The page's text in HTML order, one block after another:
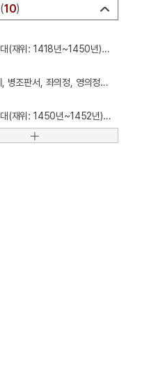
10
조선의 제4대(재위: 1418년~1450년) 왕.
조선 전기에, 병조판서, 좌의정, 영의정부사 등을 역임한 문신.
조선의 제5대(재위: 1450년~1452년) 왕.